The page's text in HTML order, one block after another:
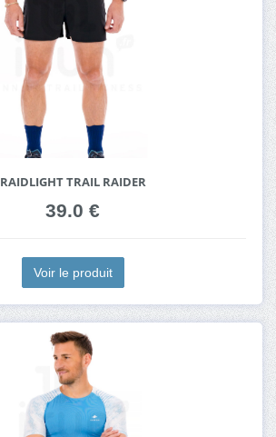
RAIDLIGHT TRAIL RAIDER
39.0 €
Voir le produit